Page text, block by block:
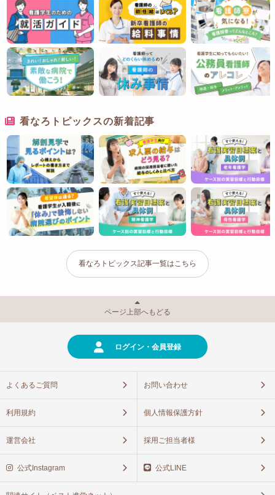
看なろトピックスの新着記事
看なろトピックス記事一覧はこちら
ページ上部へもどる
ログイン・会員登録
よくあるご質問 お問い合わせ
利用規約 個人情報保護方針
運営会社 採用ご担当者様
公式Instagram 公式LINE